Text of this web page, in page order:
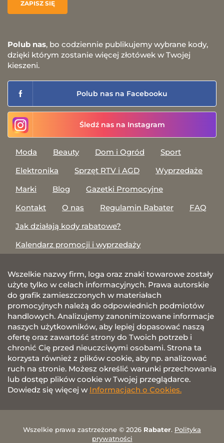
Polub nas, bo codziennie publikujemy wybrane kody,
dzięki którym zostanie więcej złotówek w Twojej
kieszeni.
Polub nas na Facebooku
Śledź nas na Instagram
Moda Beauty Dom i Ogród
Sport
Elektronika
Sprzęt RTV i AGD
Wyprzedaże
Marki
Blog
Gazetki Promocyjne
Kontakt
O nas Regulamin Rabater
FAQ
Jak działają kody rabatowe?
Kalendarz promocji i wyprzedaży
Wszelkie nazwy firm, loga oraz znaki towarowe zostały
użyte tylko w celach informacyjnych. Prawa autorskie
do grafik zamieszczonych w materiałach
promocyjnych należą do odpowiednich podmiotów
handlowych. Analizujemy zanonimizowane informacje
naszych użytkowników, aby lepiej dopasować naszą
ofertę oraz zawartość strony do Twoich potrzeb i
chronić Cię przed nieuczciwymi osobami. Strona ta
korzysta również z plików cookie, aby np. analizować
ruch na stronie. Możesz określić warunki przechowania
lub dostęp plików cookie w Twojej przeglądarce.
Dowiedz się więcej w Informacjach o Cookies.
Wszelkie prawa zastrzeżone © 2026 Rabater. Polityka
prywatności